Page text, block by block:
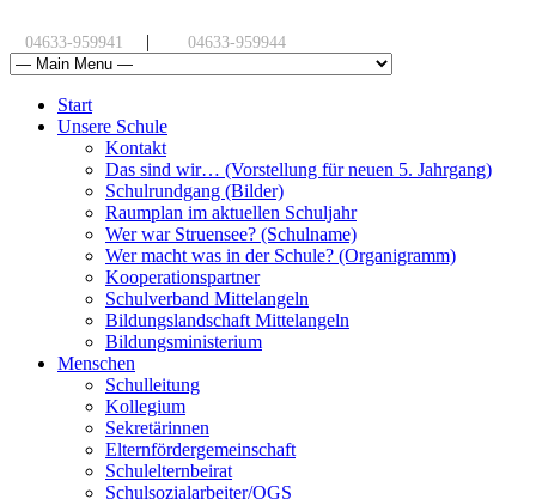
04633-959941 | 04633-959944
Start
Unsere Schule
Kontakt
Das sind wir… (Vorstellung für neuen 5. Jahrgang)
Schulrundgang (Bilder)
Raumplan im aktuellen Schuljahr
Wer war Struensee? (Schulname)
Wer macht was in der Schule? (Organigramm)
Kooperationspartner
Schulverband Mittelangeln
Bildungslandschaft Mittelangeln
Bildungsministerium
Menschen
Schulleitung
Kollegium
Sekretärinnen
Elternfördergemeinschaft
Schulelternbeirat
Schulsozialarbeiter/OGS